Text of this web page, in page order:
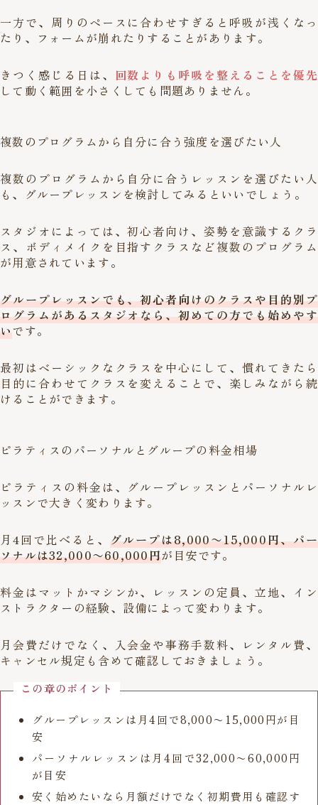
一方で、周りのペースに合わせすぎると呼吸が浅くなっ
たり、フォームが崩れたりすることがあります。
きつく感じる日は、 回数よりも呼吸を整えることを優先
して動く範囲を小さくしても問題ありません。
複数のプログラムから自分に合う強度を選びたい人
複数のプログラムから自分に合うレッスンを選びたい人
も、グループレッスンを検討してみるといいでしょう。
スタジオによっては、初心者向け、姿勢を意識するクラ
ス、ボディメイクを目指すクラスなど複数のプログラム
が用意されています。
グループレッスンでも、初心者向けのクラスや目的別プ
ログラムがあるスタジオなら、初めての方でも始めやす
いです。
最初はベーシックなクラスを中心にして、慣れてきたら
目的に合わせてクラスを変えることで、楽しみながら続
けることができます。
ピラティスのパーソナルとグループの料金相場
ピラティスの料金は、グループレッスンとパーソナルレ
ッスンで大きく変わります。
月4回で比べると、グループは8,000〜15,000円、パー
ソナルは32,000〜60,000円が目安です。
料金はマットかマシンか、レッスンの定員、立地、イン
ストラクターの経験、設備によって変わります。
月会費だけでなく、入会金や事務手数料、レンタル費、
キャンセル規定も含めて確認しておきましょう。
この章のポイント
グループレッスンは月4回で8,000〜15,000円が目
安
パーソナルレッスンは月4回で32,000〜60,000円
が目安
安く始めたいなら月額だけでなく初期費用も確認す